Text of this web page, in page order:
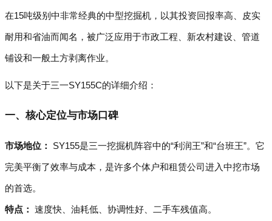
在15吨级别中非常经典的中型挖掘机，以其投资回报率高、皮实
耐用和省油而闻名，被广泛应用于市政工程、新农村建设、管道
铺设和一般土方剥离作业。
以下是关于三一SY155C的详细介绍：
一、核心定位与市场口碑
市场地位： SY155是三一挖掘机阵容中的“利润王”和“台班王”。它
完美平衡了效率与成本，是许多个体户和租赁公司进入中挖市场
的首选。
特点： 速度快、油耗低、协调性好、二手车残值高。